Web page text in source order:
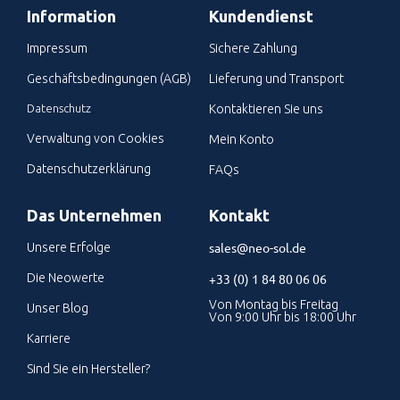
Information
Impressum
Geschäftsbedingungen (AGB)
Datenschutz
Verwaltung von Cookies
Datenschutzerklärung
Kundendienst
Sichere Zahlung
Lieferung und Transport
Kontaktieren Sie uns
Mein Konto
FAQs
Das Unternehmen
Unsere Erfolge
Die Neowerte
Unser Blog
Karriere
Sind Sie ein Hersteller?
Kontakt
sales@neo-sol.de
+33 (0) 1 84 80 06 06
Von Montag bis Freitag
Von 9:00 Uhr bis 18:00 Uhr